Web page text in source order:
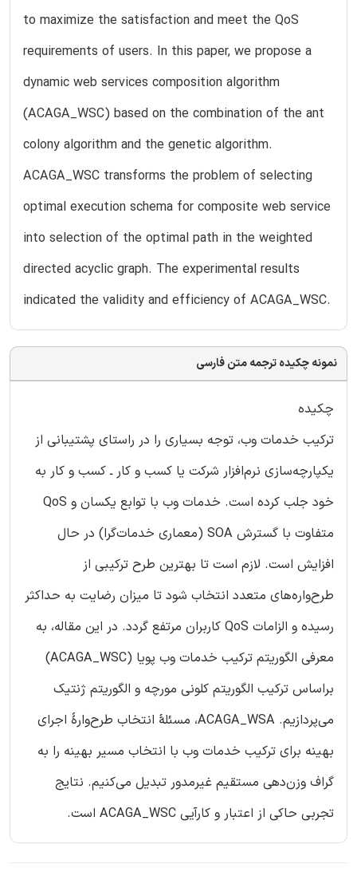
to maximize the satisfaction and meet the QoS
requirements of users. In this paper, we propose a
dynamic web services composition algorithm
(ACAGA_WSC) based on the combination of the ant
colony algorithm and the genetic algorithm.
ACAGA_WSC transforms the problem of selecting
optimal execution schema for composite web service
into selection of the optimal path in the weighted
directed acyclic graph. The experimental results
indicated the validity and efficiency of ACAGA_WSC.
نمونه چکیده ترجمه متن فارسی
چکیده
ترکیب خدمات وب، توجه بسیاری را در راستای پشتیبانی از
یکپارچه‌سازی نرم‌افزار شرکت یا کسب و کار ـ کسب و کار به
خود جلب کرده است. خدمات وب با توابع یکسان و QoS
متفاوت با گسترش SOA (معماری خدمات‌گرا) در حال
افزایش است. لازم است تا بهترین طرح ترکیبی از
طرح‌واره‌های متعدد انتخاب شود تا میزان رضایت به حداکثر
رسیده و الزامات QoS کاربران مرتفع گردد. در این مقاله، به
معرفی الگوریتم ترکیب خدمات وب پویا (ACAGA_WSC)
براساس ترکیب الگوریتم کلونی مورچه و الگوریتم ژنتیک
می‌پردازیم. ACAGA_WSA، مسئلۀ انتخاب طرح‌وارۀ اجرای
بهینه برای ترکیب خدمات وب با انتخاب مسیر بهینه را به
گراف وزن‌دهی مستقیم غیرمدور تبدیل می‌کنیم. نتایج
تجربی حاکی از اعتبار و کارآیی ACAGA_WSC است.